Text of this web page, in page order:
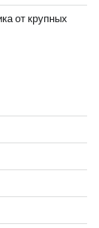
от крупных